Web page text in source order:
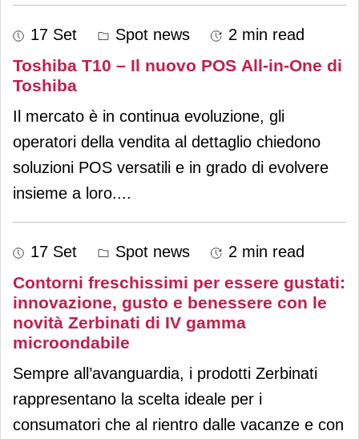
17 Set Spot news 2 min read
Toshiba T10 – Il nuovo POS All-in-One di
Toshiba
Il mercato è in continua evoluzione, gli
operatori della vendita al dettaglio chiedono
soluzioni POS versatili e in grado di evolvere
insieme a loro....
17 Set Spot news 2 min read
Contorni freschissimi per essere gustati:
innovazione, gusto e benessere con le
novità Zerbinati di IV gamma
microondabile
Sempre all’avanguardia, i prodotti Zerbinati
rappresentano la scelta ideale per i
consumatori che al rientro dalle vacanze e con